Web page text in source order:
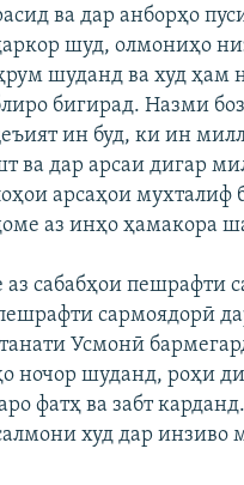
ва дар анборҳо
шуд, олмониҳо
шуданд ва худ ҳам
бигирад. Назми
ин буд, ки ин
ва дар арсаи дигар
арсаҳои мухталиф
аз инҳо ҳамакора
аз сабабҳои пешрафти
сармоядорӣ
Усмонӣ
ночор шуданд, роҳи
фатҳ ва забт
худ дар инзиво